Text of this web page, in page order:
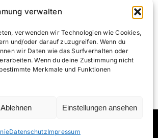
verwalten
verwenden wir Technologien wie Cookies,
und/oder darauf zuzugreifen. Wenn du
wir Daten wie das Surfverhalten oder
Wenn du deine Zustimmung nicht
Merkmale und Funktionen
Ablehnen Einstellungen ansehen
DatenschutzImpressum
Wien Features